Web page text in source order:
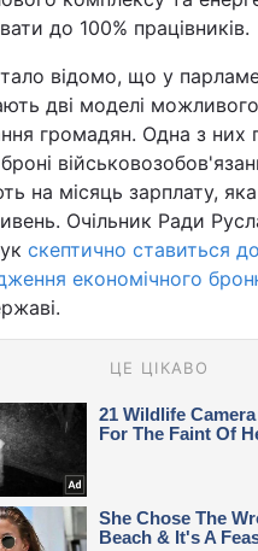
до 100% працівників.
відомо, що у
дві моделі
громадян. Одна з них
на місяць зарплату,
Очільник Ради
скептично ставиться до
економічного